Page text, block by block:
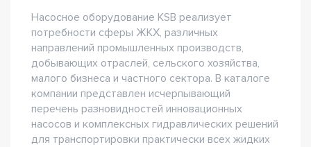
Насосное оборудование KSB реализует
потребности сферы ЖКХ, различных
направлений промышленных производств,
добывающих отраслей, сельского хозяйства,
малого бизнеса и частного сектора. В каталоге
компании представлен исчерпывающий
перечень разновидностей инновационных
насосов и комплексных гидравлических решений
для транспортировки практически всех жидких